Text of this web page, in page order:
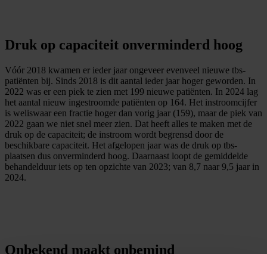
Druk op capaciteit onverminderd hoog
Vóór 2018 kwamen er ieder jaar ongeveer evenveel nieuwe tbs-
patiënten bij. Sinds 2018 is dit aantal ieder jaar hoger geworden. In
2022 was er een piek te zien met 199 nieuwe patiënten. In 2024 lag
het aantal nieuw ingestroomde patiënten op 164. Het instroomcijfer
is weliswaar een fractie hoger dan vorig jaar (159), maar de piek van
2022 gaan we niet snel meer zien. Dat heeft alles te maken met de
druk op de capaciteit; de instroom wordt begrensd door de
beschikbare capaciteit. Het afgelopen jaar was de druk op tbs-
plaatsen dus onverminderd hoog. Daarnaast loopt de gemiddelde
behandelduur iets op ten opzichte van 2023; van 8,7 naar 9,5 jaar in
2024.
Onbekend maakt onbemind